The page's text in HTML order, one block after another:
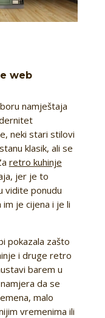
web
namještaja
neki stari stilovi
klasik, ali se
retro kuhinje
jer je to
vidite ponudu
je cijena i je li
pokazala zašto
i druge retro
barem u
da se
malo
vremenima ili